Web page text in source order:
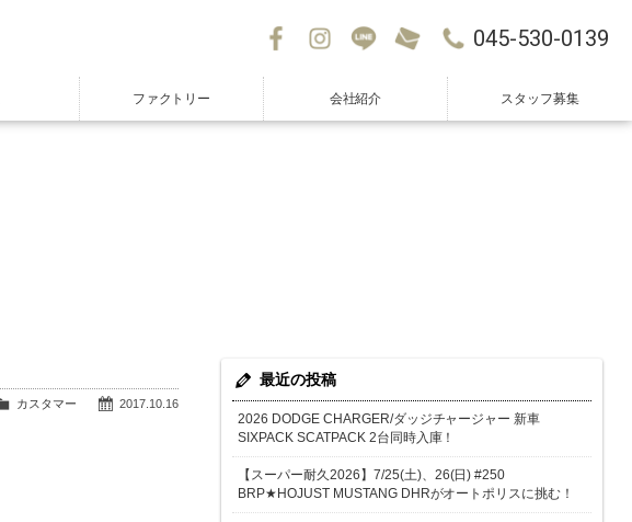
045-530-0139
ファクトリー 会社紹介 スタッフ募集
2017.10.16
カスタマー
最近の投稿
2026 DODGE CHARGER/ダッジチャージャー 新車
SIXPACK SCATPACK 2台同時入庫！
【スーパー耐久2026】7/25(土)、26(日) #250
BRP★HOJUST MUSTANG DHRがオートポリスに挑む！